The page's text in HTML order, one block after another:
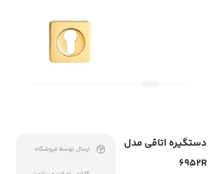
دستگیره اتاقی مدل
6952R
ارسال توسط فروشگاه